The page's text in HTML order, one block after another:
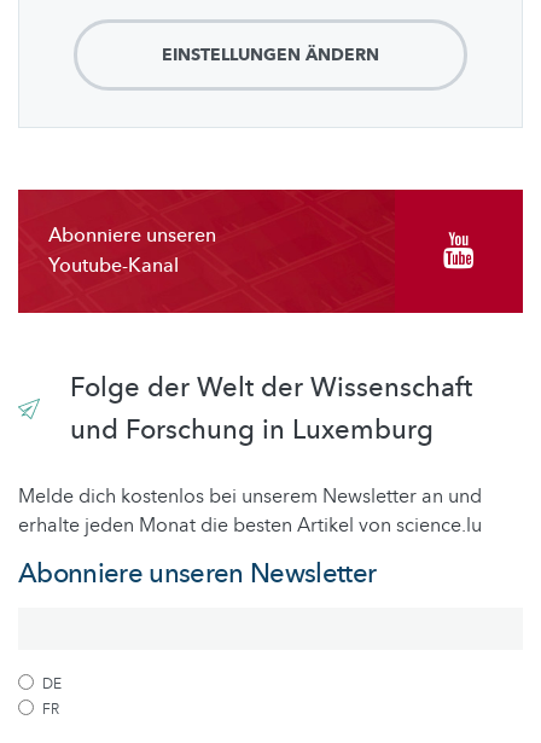
EINSTELLUNGEN ÄNDERN
Abonniere unseren
Youtube-Kanal
Folge der Welt der Wissenschaft
und Forschung in Luxemburg
Melde dich kostenlos bei unserem Newsletter an und
erhalte jeden Monat die besten Artikel von science.lu
Abonniere unseren Newsletter
DE
FR